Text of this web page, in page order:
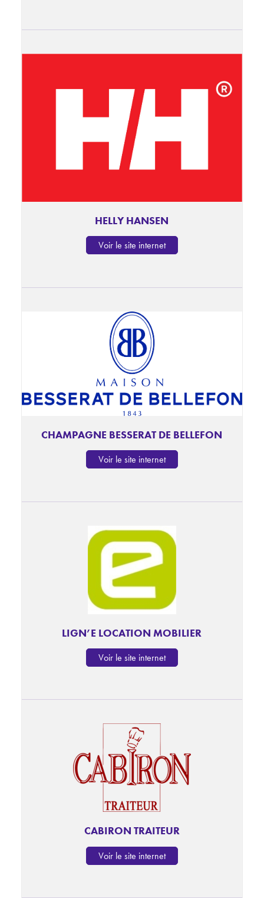
HELLY HANSEN
Voir le site internet
CHAMPAGNE BESSERAT DE BELLEFON
Voir le site internet
LIGN’E LOCATION MOBILIER
Voir le site internet
CABIRON TRAITEUR
Voir le site internet